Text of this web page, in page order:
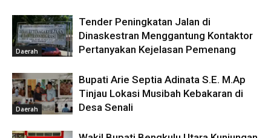
Daerah
Tender Peningkatan Jalan di
Dinaskestran Menggantung Kontaktor
Pertanyakan Kejelasan Pemenang
Daerah
Bupati Arie Septia Adinata S.E. M.Ap
Tinjau Lokasi Musibah Kebakaran di
Desa Senali